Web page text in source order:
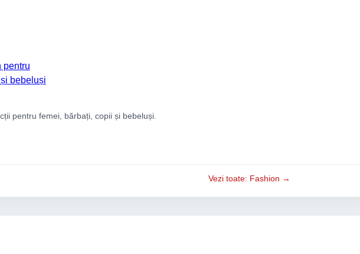
pentru femei, bărbați, copii și bebeluși.
Vezi toate: Fashion →